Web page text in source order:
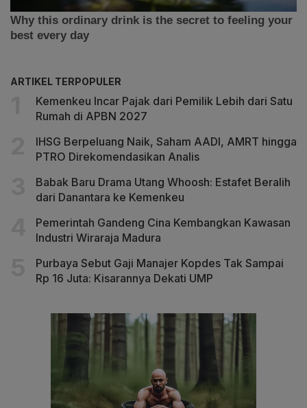
ARTIKEL TERPOPULER
Kemenkeu Incar Pajak dari Pemilik Lebih dari Satu
Rumah di APBN 2027
IHSG Berpeluang Naik, Saham AADI, AMRT hingga
PTRO Direkomendasikan Analis
Babak Baru Drama Utang Whoosh: Estafet Beralih
dari Danantara ke Kemenkeu
Pemerintah Gandeng Cina Kembangkan Kawasan
Industri Wiraraja Madura
Purbaya Sebut Gaji Manajer Kopdes Tak Sampai
Rp 16 Juta: Kisarannya Dekati UMP